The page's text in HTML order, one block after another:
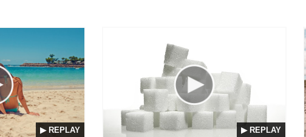
▶ REPLAY ▶ REPLAY